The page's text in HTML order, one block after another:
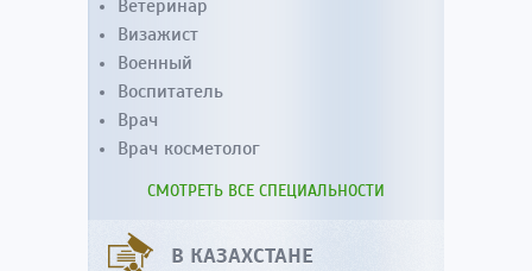
Ветеринар
Визажист
Военный
Воспитатель
Врач
Врач косметолог
СМОТРЕТЬ ВСЕ СПЕЦИАЛЬНОСТИ
В КАЗАХСТАНЕ